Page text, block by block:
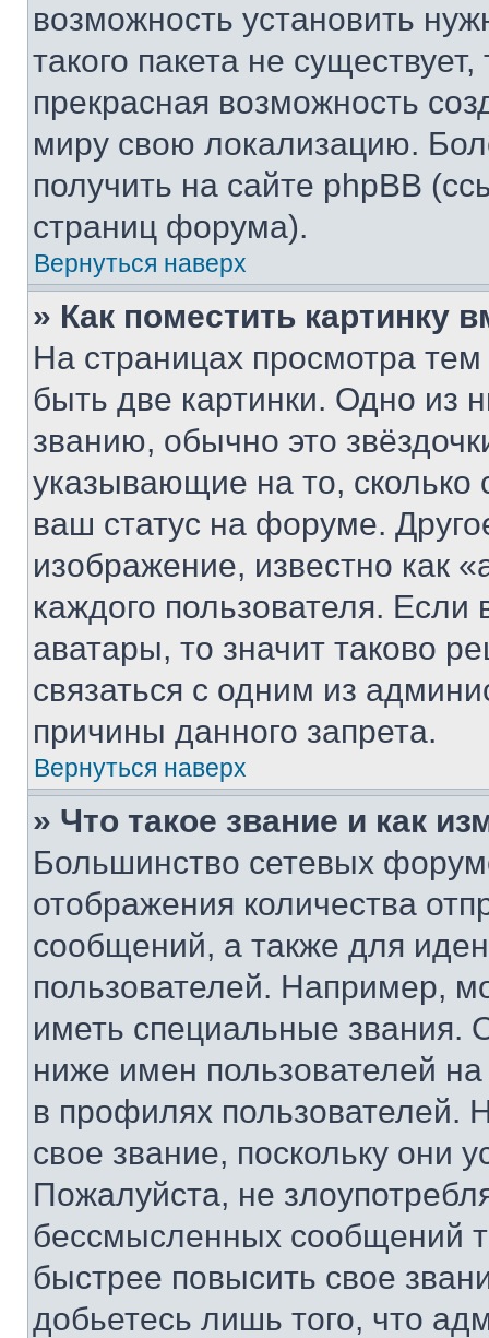
возможность установить
такого пакета не
прекрасная возможность
миру свою локализацию.
получить на сайте phpBB
страниц форума).
Вернуться наверх
» Как поместить картинку
На страницах просмотра
быть две картинки. Одно из
званию, обычно это
указывающие на то,
ваш статус на форуме.
изображение, известно как
каждого пользователя.
аватары, то значит таково
связаться с одним из
причины данного запрета.
Вернуться наверх
» Что такое звание и как
Большинство сетевых
отображения количества
сообщений, а также для
пользователей. Например,
иметь специальные звания.
ниже имен пользователей
в профилях
свое звание, поскольку они
Пожалуйста, не
бессмысленных сообщений
быстрее повысить свое
добьетесь лишь того, что